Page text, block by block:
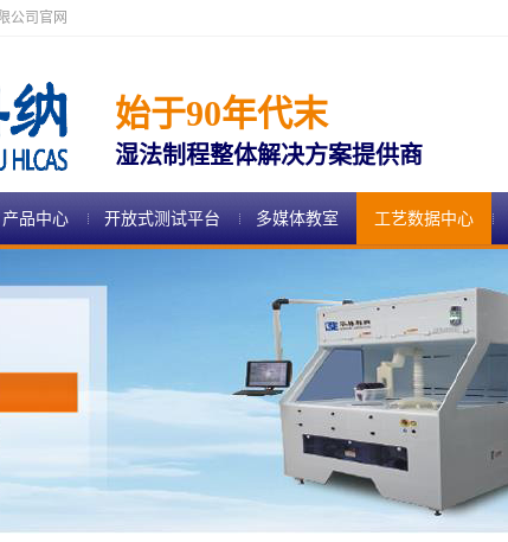
公司官网
始于90年代末
湿法制程整体解决方案提供商
产品中心 开放式测试平台 多媒体教室 工艺数据中心